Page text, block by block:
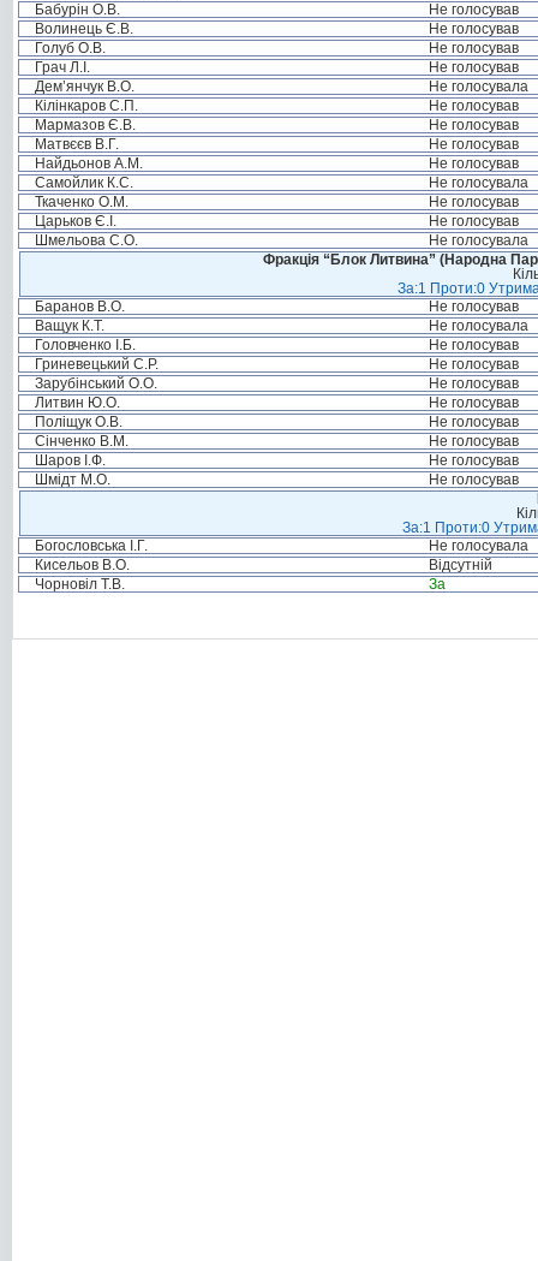
Бабурін О.В.
Не голосував
Волинець Є.В.
Не голосував
Голуб О.В.
Не голосував
Грач Л.І.
Не голосував
Дем’янчук В.О.
Не голосувала
Кілінкаров С.П.
Не голосував
Мармазов Є.В.
Не голосував
Матвєєв В.Г.
Не голосував
Найдьонов А.М.
Не голосував
Самойлик К.С.
Не голосувала
Ткаченко О.М.
Не голосував
Царьков Є.І.
Не голосував
Шмельова С.О.
Не голосувала
Фракція “Блок Литвина” (Народна
За:1 Проти:0
Баранов В.О.
Не голосував
Ващук К.Т.
Не голосувала
Головченко І.Б.
Не голосував
Гриневецький С.Р.
Не голосував
Зарубінський О.О.
Не голосував
Литвин Ю.О.
Не голосував
Поліщук О.В.
Не голосував
Сінченко В.М.
Не голосував
Шаров І.Ф.
Не голосував
Шмідт М.О.
Не голосував
За:1 Проти:0
Богословська І.Г.
Не голосувала
Кисельов В.О.
Відсутній
Чорновіл Т.В.
За